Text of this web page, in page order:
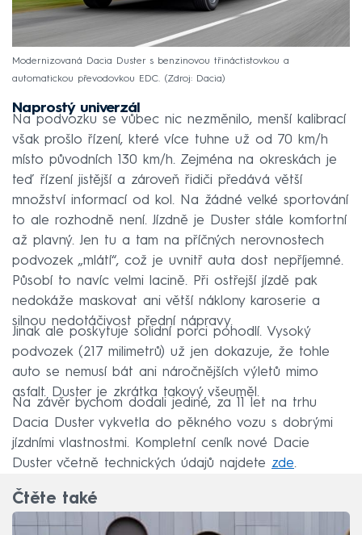
Modernizovaná Dacia Duster s benzinovou třináctistovkou a
automatickou převodovkou EDC.
Zdroj: Dacia
Naprostý univerzál
Na podvozku se vůbec nic nezměnilo, menší kalibrací
však prošlo řízení, které více tuhne už od 70 km/h
místo původních 130 km/h. Zejména na okreskách je
teď řízení jistější a zároveň řidiči předává větší
množství informací od kol. Na žádné velké sportování
to ale rozhodně není. Jízdně je Duster stále komfortní
až plavný. Jen tu a tam na příčných nerovnostech
podvozek „mlátí“, což je uvnitř auta dost nepříjemné.
Působí to navíc velmi lacině. Při ostřejší jízdě pak
nedokáže maskovat ani větší náklony karoserie a
silnou nedotáčivost přední nápravy.
Jinak ale poskytuje solidní porci pohodlí. Vysoký
podvozek (217 milimetrů) už jen dokazuje, že tohle
auto se nemusí bát ani náročnějších výletů mimo
asfalt. Duster je zkrátka takový všeuměl.
Na závěr bychom dodali jediné, za 11 let na trhu
Dacia Duster vykvetla do pěkného vozu s dobrými
jízdními vlastnostmi. Kompletní ceník nové Dacie
Duster včetně technických údajů najdete zde.
Čtěte také